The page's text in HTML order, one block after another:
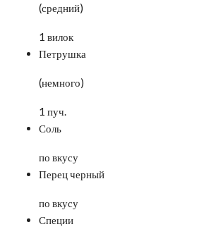
(средний)
1 вилок
Петрушка
(немного)
1 пуч.
Соль
по вкусу
Перец черный
по вкусу
Специи